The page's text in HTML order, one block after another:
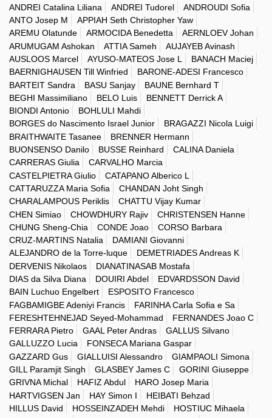
ANDREI Catalina Liliana
ANDREI Tudorel
ANDROUDI Sofia
ANTO Josep M
APPIAH Seth Christopher Yaw
AREMU Olatunde
ARMOCIDA Benedetta
AERNLOEV Johan
ARUMUGAM Ashokan
ATTIA Sameh
AUJAYEB Avinash
AUSLOOS Marcel
AYUSO-MATEOS Jose L
BANACH Maciej
BAERNIGHAUSEN Till Winfried
BARONE-ADESI Francesco
BARTEIT Sandra
BASU Sanjay
BAUNE Bernhard T
BEGHI Massimiliano
BELO Luis
BENNETT Derrick A
BIONDI Antonio
BOHLULI Mahdi
BORGES do Nascimento Israel Junior
BRAGAZZI Nicola Luigi
BRAITHWAITE Tasanee
BRENNER Hermann
BUONSENSO Danilo
BUSSE Reinhard
CALINA Daniela
CARRERAS Giulia
CARVALHO Marcia
CASTELPIETRA Giulio
CATAPANO Alberico L
CATTARUZZA Maria Sofia
CHANDAN Joht Singh
CHARALAMPOUS Periklis
CHATTU Vijay Kumar
CHEN Simiao
CHOWDHURY Rajiv
CHRISTENSEN Hanne
CHUNG Sheng-Chia
CONDE Joao
CORSO Barbara
CRUZ-MARTINS Natalia
DAMIANI Giovanni
ALEJANDRO de la Torre-luque
DEMETRIADES Andreas K
DERVENIS Nikolaos
DIANATINASAB Mostafa
DIAS da Silva Diana
DOUIRI Abdel
EDVARDSSON David
BAIN Luchuo Engelbert
ESPOSITO Francesco
FAGBAMIGBE Adeniyi Francis
FARINHA Carla Sofia e Sa
FERESHTEHNEJAD Seyed-Mohammad
FERNANDES Joao C
FERRARA Pietro
GAAL Peter Andras
GALLUS Silvano
GALLUZZO Lucia
FONSECA Mariana Gaspar
GAZZARD Gus
GIALLUISI Alessandro
GIAMPAOLI Simona
GILL Paramjit Singh
GLASBEY James C
GORINI Giuseppe
GRIVNA Michal
HAFIZ Abdul
HARO Josep Maria
HARTVIGSEN Jan
HAY Simon I
HEIBATI Behzad
HILLUS David
HOSSEINZADEH Mehdi
HOSTIUC Mihaela